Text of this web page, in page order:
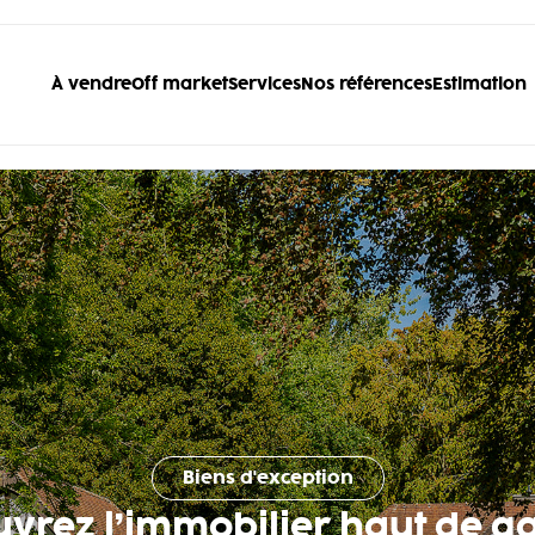
À vendreOff marketServices Nos références Estimation
Biens d'exception